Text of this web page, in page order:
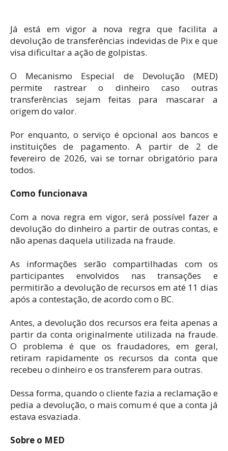
Já está em vigor a nova regra que facilita a
devolução de transferências indevidas de Pix e que
visa dificultar a ação de golpistas.
O Mecanismo Especial de Devolução (MED)
permite rastrear o dinheiro caso outras
transferências sejam feitas para mascarar a
origem do valor.
Por enquanto, o serviço é opcional aos bancos e
instituições de pagamento. A partir de 2 de
fevereiro de 2026, vai se tornar obrigatório para
todos.
Como funcionava
Com a nova regra em vigor, será possível fazer a
devolução do dinheiro a partir de outras contas, e
não apenas daquela utilizada na fraude.
As informações serão compartilhadas com os
participantes envolvidos nas transações e
permitirão a devolução de recursos em até 11 dias
após a contestação, de acordo com o BC.
Antes, a devolução dos recursos era feita apenas a
partir da conta originalmente utilizada na fraude.
O problema é que os fraudadores, em geral,
retiram rapidamente os recursos da conta que
recebeu o dinheiro e os transferem para outras.
Dessa forma, quando o cliente fazia a reclamação e
pedia a devolução, o mais comum é que a conta já
estava esvaziada.
Sobre o MED